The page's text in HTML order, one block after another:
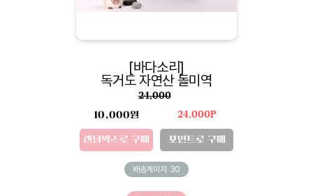
[바다소리]
독거도 자연산 돌미역
24,000
10,000원
랜덤박스로 구매
24,000P
포인트로 구매
배송게이지 30